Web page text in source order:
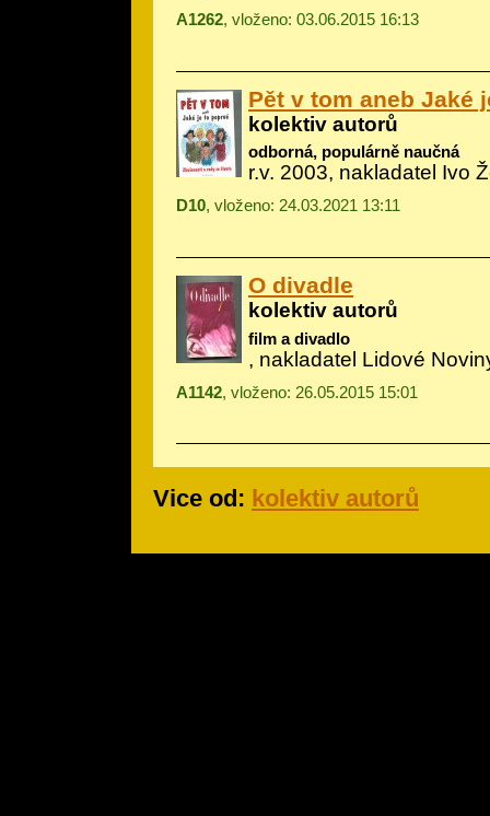
A1262, vloženo: 03.06.2015 16:13
Pět v tom aneb Jaké
kolektiv autorů
odborná, populárně naučná
r.v. 2003, nakladatel Ivo
D10, vloženo: 24.03.2021 13:11
O divadle
kolektiv autorů
film a divadlo
, nakladatel Lidové
A1142, vloženo: 26.05.2015 15:01
Vice od: kolektiv autorů